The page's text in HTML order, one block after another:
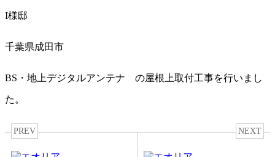
I様邸
千葉県成田市
BS・地上デジタルアンテナ の屋根上取付工事を行いまし
た。
PREV NEXT